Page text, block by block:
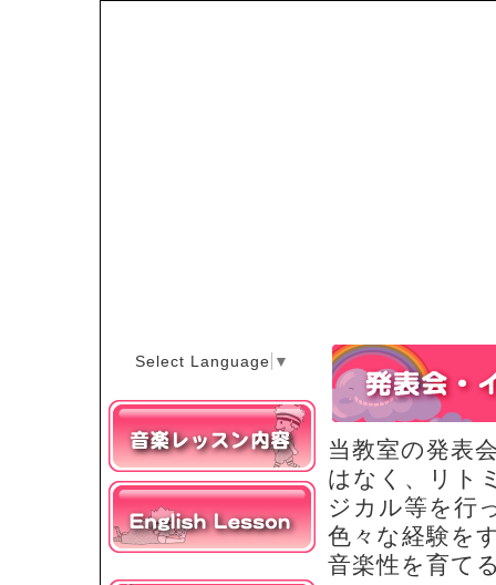
Select Language ▼
当教室の発表
はなく、リト
ジカル等を行
色々な経験を
音楽性を育て